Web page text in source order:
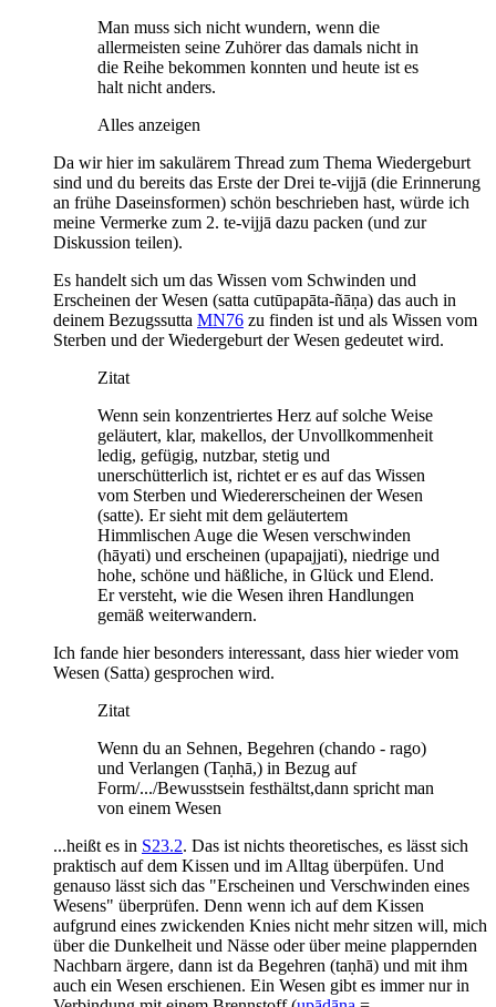
Man muss sich nicht wundern, wenn die
allermeisten seine Zuhörer das damals nicht in
die Reihe bekommen konnten und heute ist es
halt nicht anders.
Alles anzeigen
Da wir hier im sakulärem Thread zum Thema Wiedergeburt
sind und du bereits das Erste der Drei te-vijjā (die Erinnerung
an frühe Daseinsformen) schön beschrieben hast, würde ich
meine Vermerke zum 2. te-vijjā dazu packen (und zur
Diskussion teilen).
Es handelt sich um das Wissen vom Schwinden und
Erscheinen der Wesen (satta cutūpapāta-ñāṇa) das auch in
deinem Bezugssutta MN76 zu finden ist und als Wissen vom
Sterben und der Wiedergeburt der Wesen gedeutet wird.
Zitat
Wenn sein konzentriertes Herz auf solche Weise
geläutert, klar, makellos, der Unvollkommenheit
ledig, gefügig, nutzbar, stetig und
unerschütterlich ist, richtet er es auf das Wissen
vom Sterben und Wiedererscheinen der Wesen
(satte). Er sieht mit dem geläutertem
Himmlischen Auge die Wesen verschwinden
(hāyati) und erscheinen (upapajjati), niedrige und
hohe, schöne und häßliche, in Glück und Elend.
Er versteht, wie die Wesen ihren Handlungen
gemäß weiterwandern.
Ich fande hier besonders interessant, dass hier wieder vom
Wesen (Satta) gesprochen wird.
Zitat
Wenn du an Sehnen, Begehren (chando - rago)
und Verlangen (Taṇhā,) in Bezug auf
Form/.../Bewusstsein festhältst,dann spricht man
von einem Wesen
...heißt es in S23.2. Das ist nichts theoretisches, es lässt sich
praktisch auf dem Kissen und im Alltag überpüfen. Und
genauso lässt sich das "Erscheinen und Verschwinden eines
Wesens" überprüfen. Denn wenn ich auf dem Kissen
aufgrund eines zwickenden Knies nicht mehr sitzen will, mich
über die Dunkelheit und Nässe oder über meine plappernden
Nachbarn ärgere, dann ist da Begehren (taṇhā) und mit ihm
auch ein Wesen erschienen. Ein Wesen gibt es immer nur in